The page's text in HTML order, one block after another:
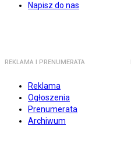
Napisz do nas
REKLAMA I PRENUMERATA
Reklama
Ogłoszenia
Prenumerata
Archiwum